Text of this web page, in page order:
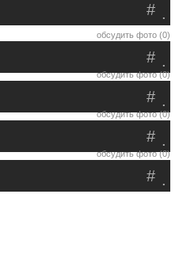
.
#
обсудить фото (0)
.
#
обсудить фото (0)
.
#
обсудить фото (0)
.
#
обсудить фото (0)
.
#